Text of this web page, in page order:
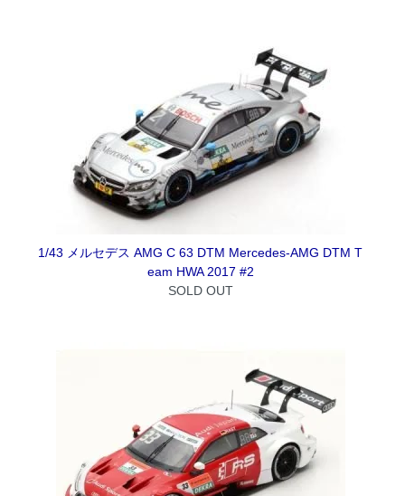
1/43 メルセデス AMG C 63 DTM Mercedes-AMG DTM T
eam HWA 2017 #2
SOLD OUT